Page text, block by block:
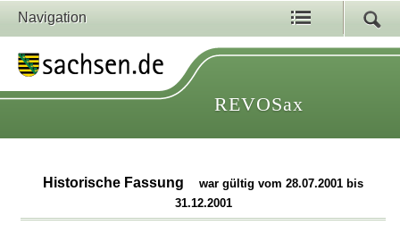
Navigation
REVOSax
Historische Fassung
war gültig vom 28.07.2001 bis
31.12.2001